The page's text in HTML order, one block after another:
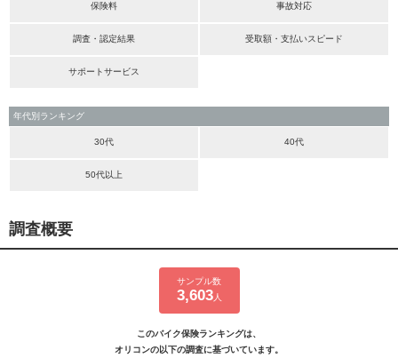
保険料 事故対応
調査・認定結果 受取額・支払いスピード
サポートサービス
年代別ランキング
30代 40代
50代以上
調査概要
サンプル数
3,603人
このバイク保険ランキングは、
オリコンの以下の調査に基づいています。